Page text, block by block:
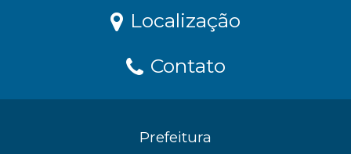
Localização
Contato
Prefeitura